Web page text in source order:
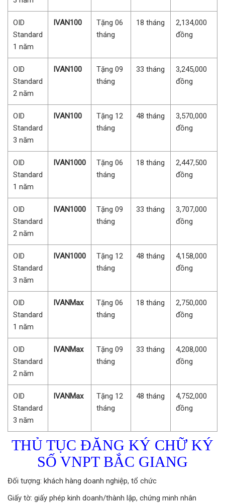
OID
Standard
1 năm
IVAN100
Tặng 06
tháng
18 tháng
2,134,000
đồng
OID
Standard
2 năm
IVAN100
Tặng 09
tháng
33 tháng
3,245,000
đồng
OID
Standard
3 năm
IVAN100
Tặng 12
tháng
48 tháng
3,570,000
đồng
OID
Standard
1 năm
IVAN1000
Tặng 06
tháng
18 tháng
2,447,500
đồng
OID
Standard
2 năm
IVAN1000
Tặng 09
tháng
33 tháng
3,707,000
đồng
OID
Standard
3 năm
IVAN1000
Tặng 12
tháng
48 tháng
4,158,000
đồng
OID
Standard
1 năm
IVANMax
Tặng 06
tháng
18 tháng
2,750,000
đồng
OID
Standard
2 năm
IVANMax
Tặng 09
tháng
33 tháng
4,208,000
đồng
OID
Standard
3 năm
IVANMax
Tặng 12
tháng
48 tháng
4,752,000
đồng
THỦ TỤC ĐĂNG KÝ CHỮ KÝ
SỐ VNPT BẮC GIANG
Đối tượng: khách hàng doanh nghiệp, tổ chức
Giấy tờ: giấy phép kinh doanh/thành lập, chứng minh nhân